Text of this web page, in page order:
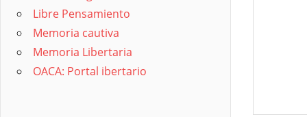
Libre Pensamiento
Memoria cautiva
Memoria Libertaria
OACA: Portal ibertario